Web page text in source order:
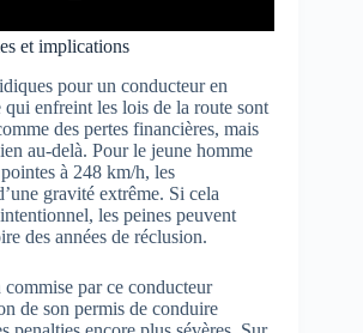
et implications
pour un conducteur en
qui enfreint les lois de la route sont
des pertes financières, mais
au-delà. Pour le jeune homme
à 248 km/h, les
gravité extrême. Si cela
les peines peuvent
des années de réclusion.
par ce conducteur
de son permis de conduire